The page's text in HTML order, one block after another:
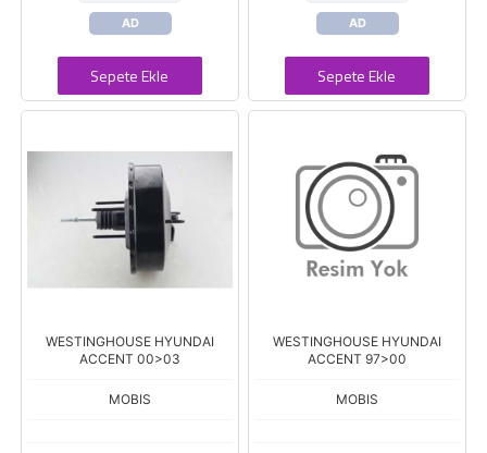
AD
Sepete Ekle
AD
Sepete Ekle
WESTINGHOUSE HYUNDAI
ACCENT 00>03
MOBIS
WESTINGHOUSE HYUNDAI
ACCENT 97>00
MOBIS